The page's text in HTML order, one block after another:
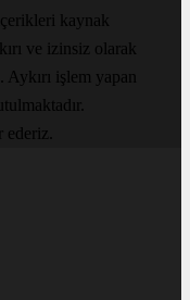
kaynak
ve izinsiz olarak
Aykırı işlem yapan